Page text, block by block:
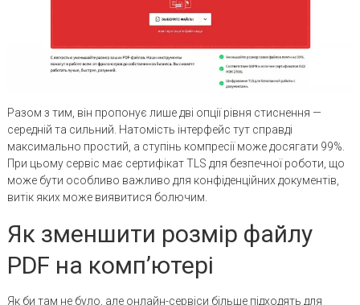
Разом з тим, він пропонує лише дві опції рівня стиснення —
середній та сильний. Натомість інтерфейс тут справді
максимально простий, а ступінь компресії може досягати 99%.
При цьому сервіс має сертифікат TLS для безпечної роботи, що
може бути особливо важливо для конфіденційних документів,
витік яких може виявитися болючим.
Як зменшити розмір файлу
PDF на комп’ютері
Як би там не було, але онлайн-сервіси більше підходять для